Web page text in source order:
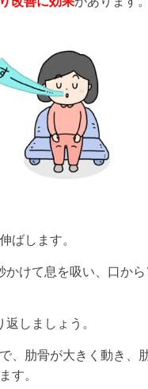
ばします。
かけて息を吸い、口か
しましょう。
、肋骨が大きく動き、
す。